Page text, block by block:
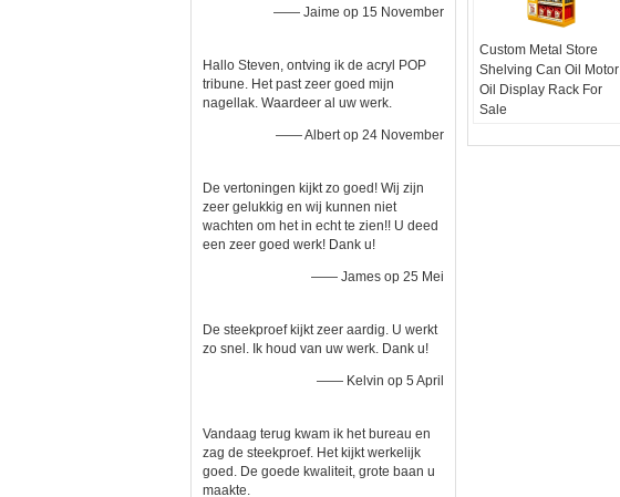
—— Jaime op 15 November
Hallo Steven, ontving ik de acryl POP
tribune. Het past zeer goed mijn
nagellak. Waardeer al uw werk.
—— Albert op 24 November
De vertoningen kijkt zo goed! Wij zijn
zeer gelukkig en wij kunnen niet
wachten om het in echt te zien!! U deed
een zeer goed werk! Dank u!
—— James op 25 Mei
De steekproef kijkt zeer aardig. U werkt
zo snel. Ik houd van uw werk. Dank u!
—— Kelvin op 5 April
Vandaag terug kwam ik het bureau en
zag de steekproef. Het kijkt werkelijk
goed. De goede kwaliteit, grote baan u
maakte.
Custom Metal Store
Shelving Can Oil Motor
Oil Display Rack For
Sale
Aangepast